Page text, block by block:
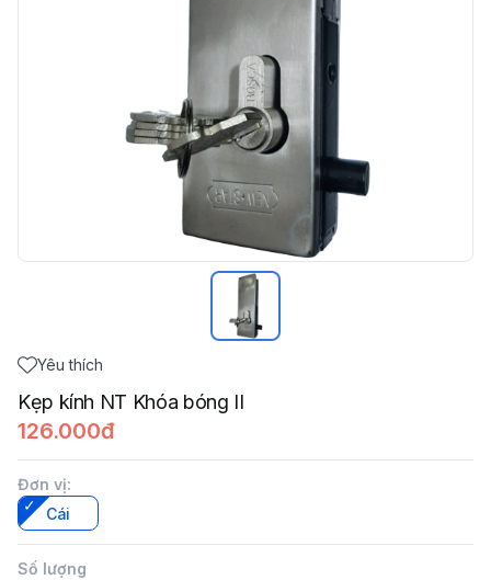
Yêu thích
Kẹp kính NT Khóa bóng II
126.000đ
Đơn vị:
Cái
Số lượng